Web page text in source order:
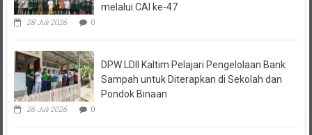
28 Juli 2026 0
Sampah untuk Diterapkan di Sekolah dan
Pondok Binaan
26 Juli 2026 0